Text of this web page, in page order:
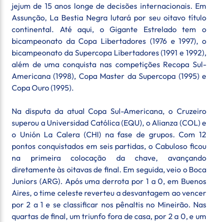
jejum de 15 anos longe de decisões internacionais. Em
Assunção, La Bestia Negra lutará por seu oitavo título
continental. Até aqui, o Gigante Estrelado tem o
bicampeonato da Copa Libertadores (1976 e 1997), o
bicampeonato da Supercopa Libertadores (1991 e 1992),
além de uma conquista nas competições Recopa Sul-
Americana (1998), Copa Master da Supercopa (1995) e
Copa Ouro (1995).
Na disputa da atual Copa Sul-Americana, o Cruzeiro
superou a Universidad Católica (EQU), o Alianza (COL) e
o Unión La Calera (CHI) na fase de grupos. Com 12
pontos conquistados em seis partidas, o Cabuloso ficou
na primeira colocação da chave, avançando
diretamente às oitavas de final. Em seguida, veio o Boca
Juniors (ARG). Após uma derrota por 1 a 0, em Buenos
Aires, o time celeste reverteu a desvantagem ao vencer
por 2 a 1 e se classificar nos pênaltis no Mineirão. Nas
quartas de final, um triunfo fora de casa, por 2 a 0, e um